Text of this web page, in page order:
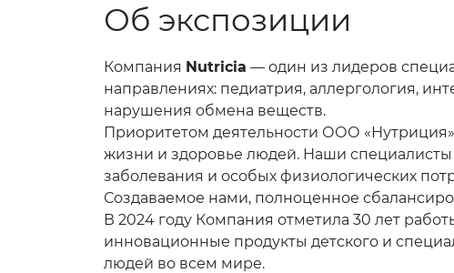
Об экспозиции
Компания Nutricia — один из лидеров
направлениях: педиатрия, аллергология,
нарушения обмена веществ.
Приоритетом деятельности ООО
жизни и здоровье людей. Наши
заболевания и особых физиологических
Создаваемое нами, полноценное
В 2024 году Компания отметила 30 лет
инновационные продукты детского и
людей во всем мире.